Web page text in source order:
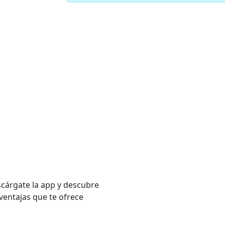
la app y descubre
que te ofrece